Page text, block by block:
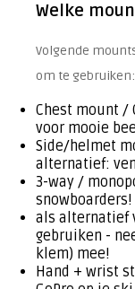
Welke
Volgende
om te gebruiken:
Chest mount /
voor mooie
Side/helmet
alternatief:
3-way /
snowboarders!
als alternatief
gebruiken -
klem) mee!
Hand + wrist